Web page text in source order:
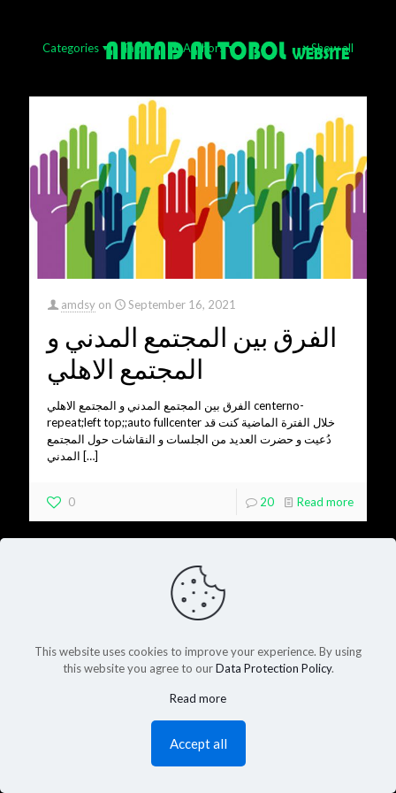
Categories Tags Authors Show all
amdsy on September 16, 2021
الفرق بين المجتمع المدني و
المجتمع الاهلي
الفرق بين المجتمع المدني و المجتمع الاهلي centerno-
repeat;left top;;auto fullcenter خلال الفترة الماضية كنت قد
دُعيت و حضرت العديد من الجلسات و النقاشات حول المجتمع
المدني […]
0 20 Read more
This website uses cookies to improve your experience. By using
this website you agree to ourData Protection Policy.
Read more
Accept all